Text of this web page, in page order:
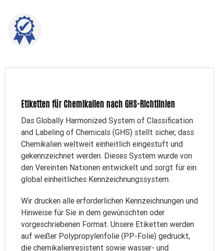
Etiketten für Chemikalien nach GHS-Richtlinien
Das Globally Harmonized System of Classification
and Labeling of Chemicals (GHS) stellt sicher, dass
Chemikalien weltweit einheitlich eingestuft und
gekennzeichnet werden. Dieses System wurde von
den Vereinten Nationen entwickelt und sorgt für ein
global einheitliches Kennzeichnungssystem.
Wir drucken alle erforderlichen Kennzeichnungen und
Hinweise für Sie in dem gewünschten oder
vorgeschriebenen Format. Unsere Etiketten werden
auf weißer Polypropylenfolie (PP-Folie) gedruckt,
die chemikalienresistent sowie wasser- und